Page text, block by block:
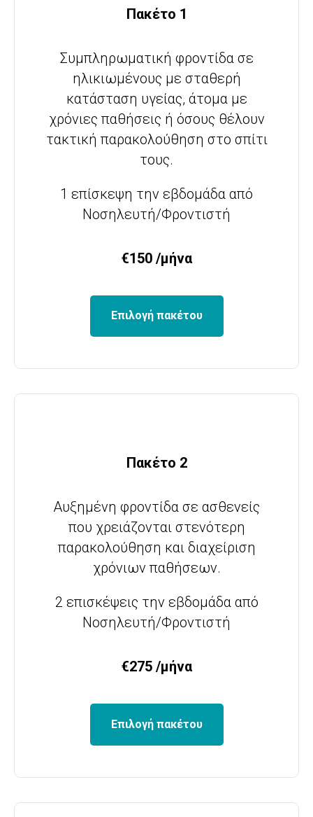
Πακέτο 1
Συμπληρωματική φροντίδα σε
ηλικιωμένους με σταθερή
κατάσταση υγείας, άτομα με
χρόνιες παθήσεις ή όσους θέλουν
τακτική παρακολούθηση στο σπίτι
τους.
1 επίσκεψη την εβδομάδα από
Νοσηλευτή/Φροντιστή
€150 /μήνα
Επιλογή πακέτου
Πακέτο 2
Αυξημένη φροντίδα σε ασθενείς
που χρειάζονται στενότερη
παρακολούθηση και διαχείριση
χρόνιων παθήσεων.
2 επισκέψεις την εβδομάδα από
Νοσηλευτή/Φροντιστή
€275 /μήνα
Επιλογή πακέτου